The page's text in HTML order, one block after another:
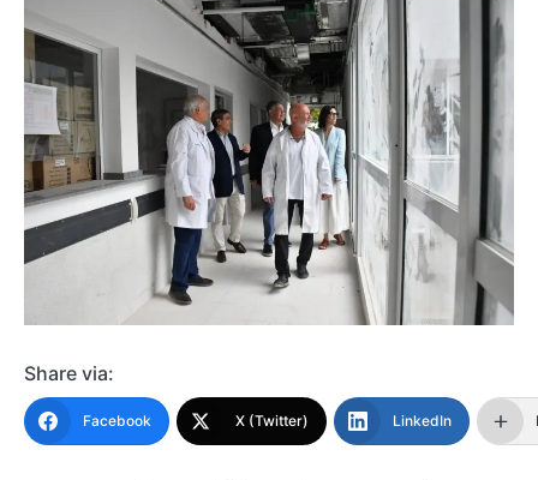
Share via:
Facebook X (Twitter) LinkedIn